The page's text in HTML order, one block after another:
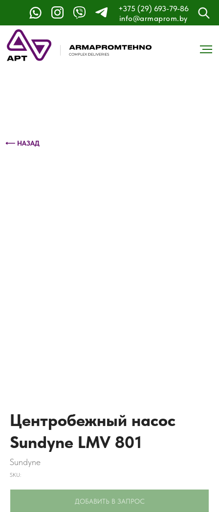
+375 (29) 693-79-86
info@armaprom.by
Контактный телефон: +375 (29) 693-79-86
⟵ НАЗАД
Центробежный насос
Sundyne LMV 801
Sundyne
SKU:
ДОБАВИТЬ В ЗАПРОС